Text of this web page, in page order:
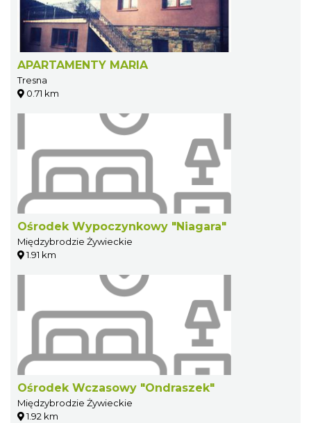
APARTAMENTY MARIA
Tresna
0.71 km
Ośrodek Wypoczynkowy "Niagara"
Międzybrodzie Żywieckie
1.91 km
Ośrodek Wczasowy "Ondraszek"
Międzybrodzie Żywieckie
1.92 km